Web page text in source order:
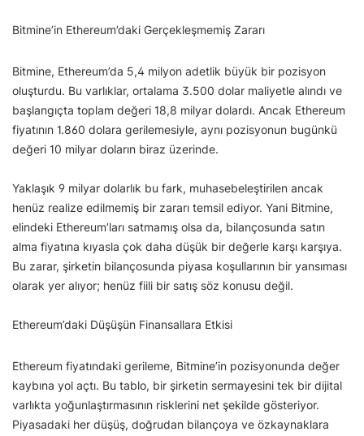
Bitmine’in Ethereum’daki Gerçekleşmemiş Zararı
Bitmine, Ethereum’da 5,4 milyon adetlik büyük bir pozisyon
oluşturdu. Bu varlıklar, ortalama 3.500 dolar maliyetle alındı ve
başlangıçta toplam değeri 18,8 milyar dolardı. Ancak Ethereum
fiyatının 1.860 dolara gerilemesiyle, aynı pozisyonun bugünkü
değeri 10 milyar doların biraz üzerinde.
Yaklaşık 9 milyar dolarlık bu fark, muhasebeleştirilen ancak
henüz realize edilmemiş bir zararı temsil ediyor. Yani Bitmine,
elindeki Ethereum’ları satmamış olsa da, bilançosunda satın
alma fiyatına kıyasla çok daha düşük bir değerle karşı karşıya.
Bu zarar, şirketin bilançosunda piyasa koşullarının bir yansıması
olarak yer alıyor; henüz fiili bir satış söz konusu değil.
Ethereum’daki Düşüşün Finansallara Etkisi
Ethereum fiyatındaki gerileme, Bitmine’in pozisyonunda değer
kaybına yol açtı. Bu tablo, bir şirketin sermayesini tek bir dijital
varlıkta yoğunlaştırmasının risklerini net şekilde gösteriyor.
Piyasadaki her düşüş, doğrudan bilançoya ve özkaynaklara